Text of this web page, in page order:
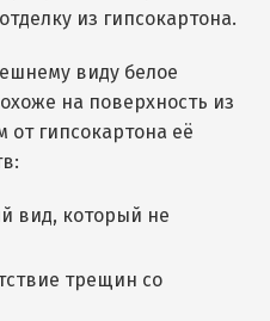
из гипсокартона.
виду белое
на поверхность из
от гипсокартона её
вид, который не
трещин со